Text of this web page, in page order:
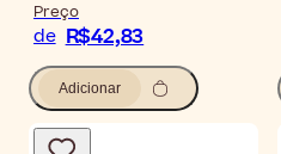
Preço
de R$42,83
Adicionar